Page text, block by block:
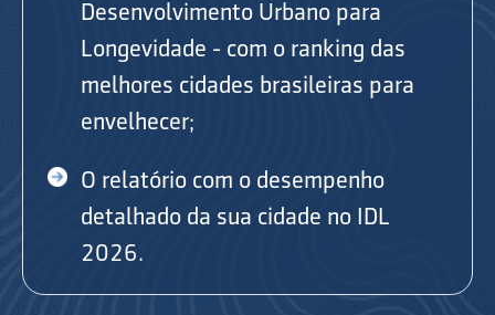
Desenvolvimento Urbano para
Longevidade - com o ranking das
melhores cidades brasileiras para
envelhecer;
O relatório com o desempenho
detalhado da sua cidade no IDL
2026.